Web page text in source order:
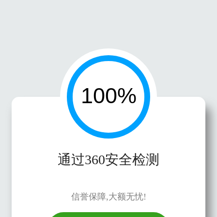
通过360安全检测
信誉保障,大额无忧!